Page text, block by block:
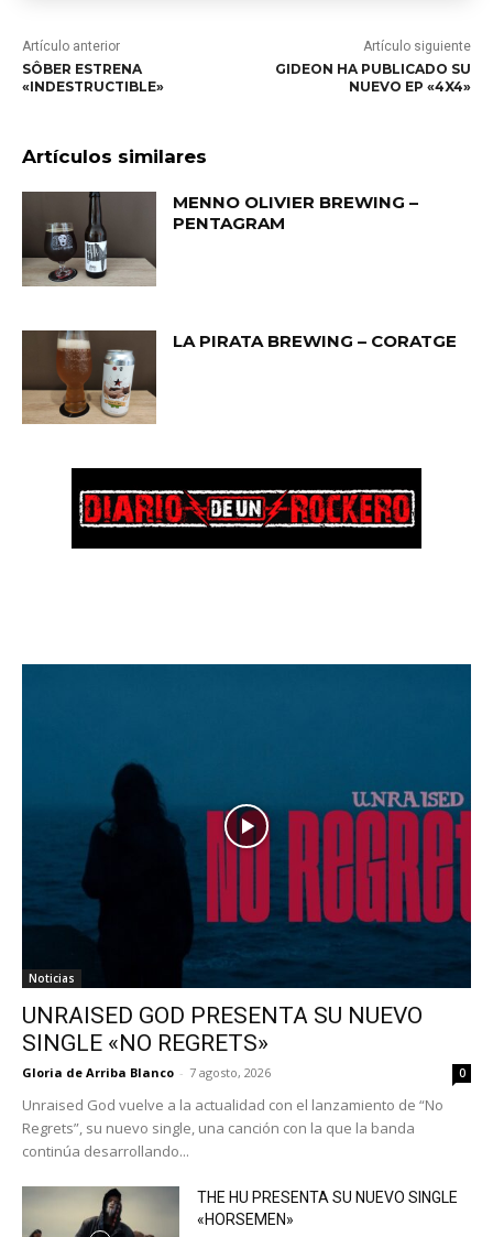
Artículo anterior
SÔBER ESTRENA
«INDESTRUCTIBLE»
Artículo siguiente
GIDEON HA PUBLICADO SU
NUEVO EP «4X4»
Artículos similares
MENNO OLIVIER BREWING –
PENTAGRAM
LA PIRATA BREWING – CORATGE
Noticias
UNRAISED GOD PRESENTA SU NUEVO
SINGLE «NO REGRETS»
Gloria de Arriba Blanco - 7 agosto, 2026 0
Unraised God vuelve a la actualidad con el lanzamiento de “No
Regrets”, su nuevo single, una canción con la que la banda
continúa desarrollando...
THE HU PRESENTA SU NUEVO SINGLE
«HORSEMEN»